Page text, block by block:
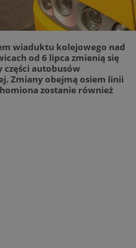
wiaduktu kolejowego nad
od 6 lipca zmienią się
części autobusów
Zmiany obejmą osiem linii
zostanie również